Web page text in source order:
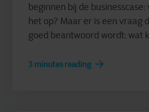
beginnen bij de
het op? Maar er is een vraag
goed beantwoord wordt: wat
3 minutes reading